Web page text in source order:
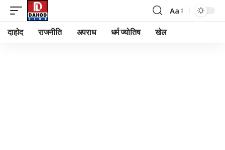
Font
Aa
दाहोद राजनीति अपराध धर्म ज्योतिष खेल